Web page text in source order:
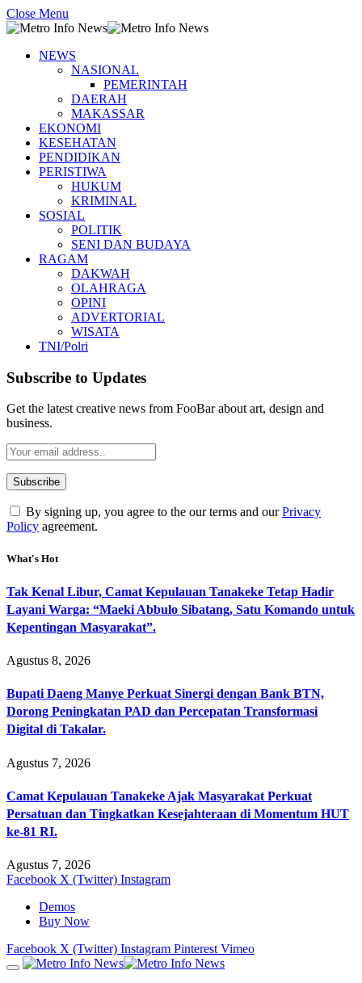
Close Menu
NEWS
NASIONAL
PEMERINTAH
DAERAH
MAKASSAR
EKONOMI
KESEHATAN
PENDIDIKAN
PERISTIWA
HUKUM
KRIMINAL
SOSIAL
POLITIK
SENI DAN BUDAYA
RAGAM
DAKWAH
OLAHRAGA
OPINI
ADVERTORIAL
WISATA
TNI/Polri
Subscribe to Updates
Get the latest creative news from FooBar about art, design and
business.
By signing up, you agree to the our terms and ourPrivacy
Policy agreement.
What's Hot
Tak Kenal Libur, Camat Kepulauan Tanakeke Tetap Hadir
Layani Warga: “Maeki Abbulo Sibatang, Satu Komando untuk
Kepentingan Masyarakat”.
Agustus 8, 2026
Bupati Daeng Manye Perkuat Sinergi dengan Bank BTN,
Dorong Peningkatan PAD dan Percepatan Transformasi
Digital di Takalar.
Agustus 7, 2026
Camat Kepulauan Tanakeke Ajak Masyarakat Perkuat
Persatuan dan Tingkatkan Kesejahteraan di Momentum HUT
ke-81 RI.
Agustus 7, 2026
Facebook X (Twitter) Instagram
Demos
Buy Now
Facebook X (Twitter) Instagram Pinterest Vimeo